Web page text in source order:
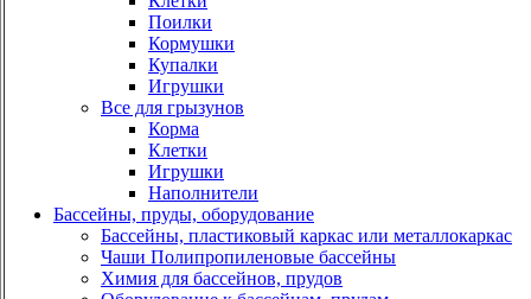
Поилки
Кормушки
Купалки
Игрушки
Все для грызунов
Корма
Клетки
Игрушки
Наполнители
Бассейны, пруды, оборудование
Бассейны, пластиковый каркас или металлокаркас
Чаши Полипропиленовые бассейны
Химия для бассейнов, прудов